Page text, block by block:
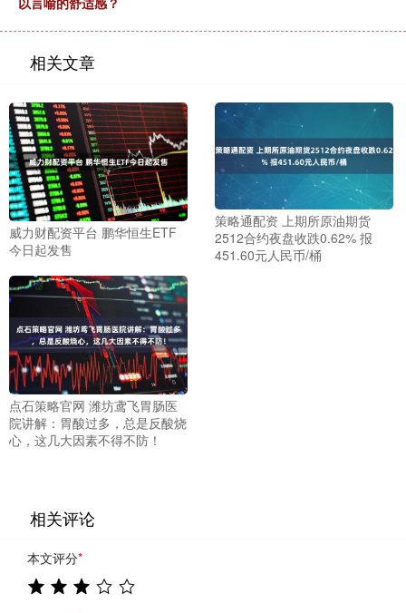
相关文章
威力财配资平台 鹏华恒生ETF
今日起发售
策略通配资 上期所原油期货
2512合约夜盘收跌0.62% 报
451.60元人民币/桶
点石策略官网 潍坊鸢飞胃肠医
院讲解：胃酸过多，总是反酸烧
心，这几大因素不得不防！
相关评论
本文评分*